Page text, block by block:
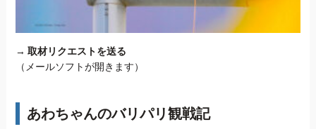
→ 取材リクエストを送る
（メールソフトが開きます）
あわちゃんのバリパリ観戦記